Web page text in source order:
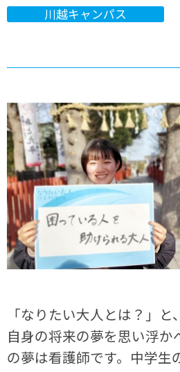
川越キャンパス
「なりたい大人とは？」
自身の将来の夢を思い浮か
の夢は看護師です。中学生